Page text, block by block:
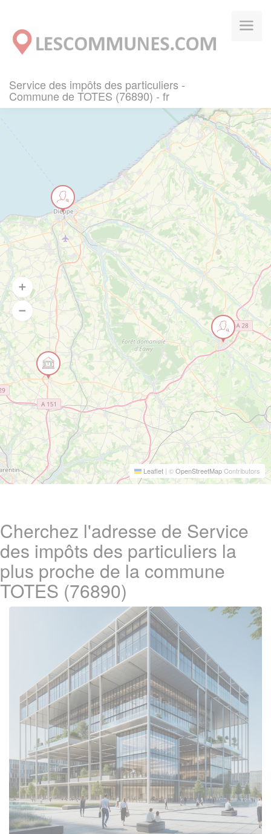
Service des impôts des particuliers -
Commune de TOTES (76890) - fr
Leaflet | ©OpenStreetMapContributors
Cherchez l'adresse de Service
des impôts des particuliers la
plus proche de la commune
TOTES (76890)